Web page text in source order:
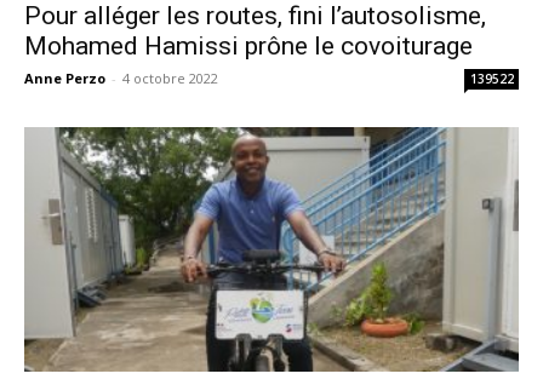
Pour alléger les routes, fini l’autosolisme,
Mohamed Hamissi prône le covoiturage
Anne Perzo - 4 octobre 2022 139522